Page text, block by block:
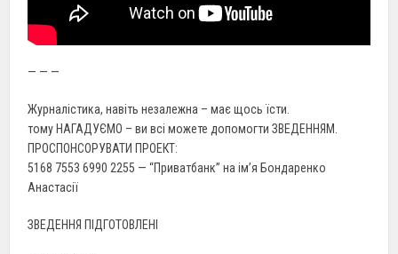
— — —
Журналістика, навіть незалежна – має щось їсти.
тому НАГАДУЄМО – ви всі можете допомогти ЗВЕДЕННЯМ.
ПРОСПОНСОРУВАТИ ПРОЕКТ:
5168 7553 6990 2255 — “Приватбанк” на ім’я Бондаренко
Анастасії
ЗВЕДЕННЯ ПІДГОТОВЛЕНІ